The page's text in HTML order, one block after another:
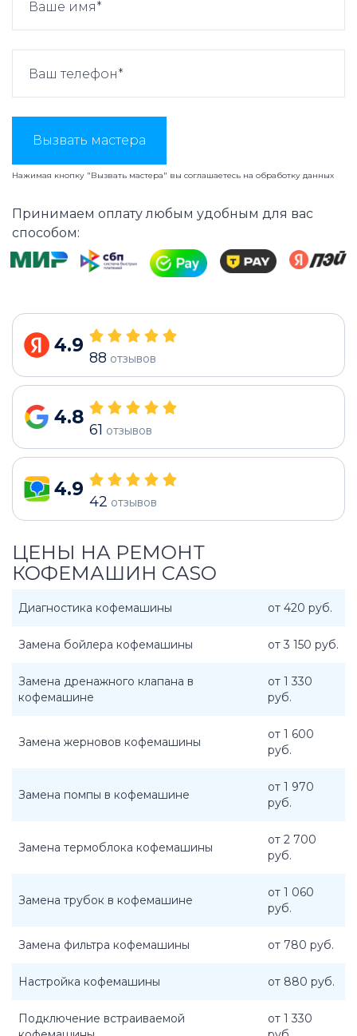
Вызвать мастера
Нажимая кнопку "Вызвать мастера" вы соглашаетесь на обработку данных
Принимаем оплату любым удобным для вас
способом:
4.9
88 отзывов
4.8
61 отзывов
4.9
42 отзывов
ЦЕНЫ НА РЕМОНТ
КОФЕМАШИН CASO
Диагностика кофемашины от 420 руб.
Замена бойлера кофемашины от 3 150 руб.
Замена дренажного клапана в
кофемашине
от 1 330
руб.
Замена жерновов кофемашины
от 1 600
руб.
Замена помпы в кофемашине
от 1 970
руб.
Замена термоблока кофемашины
от 2 700
руб.
Замена трубок в кофемашине
от 1 060
руб.
Замена фильтра кофемашины от 780 руб.
Настройка кофемашины от 880 руб.
Подключение встраиваемой
от 1 330